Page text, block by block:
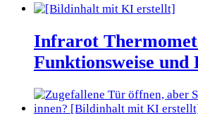
Infrarot
Funktionsweise